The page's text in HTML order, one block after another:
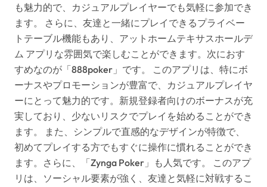
も魅力的で、カジュアルプレイヤーでも気軽に参加でき
ます。 さらに、友達と一緒にプレイできるプライベー
トテーブル機能もあり、アットホームテキサスホールデ
ム アプリな雰囲気で楽しむことができます。次におす
すめなのが「888poker」です。 このアプリは、特にボ
ーナスやプロモーションが豊富で、カジュアルプレイヤ
ーにとって魅力的です。新規登録者向けのボーナスが充
実しており、少ないリスクでプレイを始めることができ
ます。 また、シンプルで直感的なデザインが特徴で、
初めてプレイする方でもすぐに操作に慣れることができ
ます。さらに、「Zynga Poker」も人気です。 このアプ
リは、ソーシャル要素が強く、友達と気軽に対戦するこ